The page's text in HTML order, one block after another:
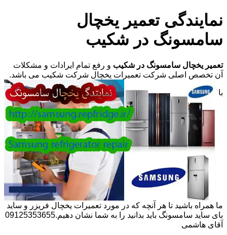
نمایندگی تعمیر یخچال
سامسونگ در شکیب
تعمیر یخچال سامسونگ در شکیب و رفع تمام ایرادات و مشکلات
آن تخصص اصلی شرکت تعمیرات یخچال شرکت شکیب می باشد.
با
ما همراه باشید تا هر آنچه که در مورد تعمیرات یخچال فریزر و ساید
بای ساید سامسونگ باید بدانید را به شما نشان دهیم.09125353655
آقای هاشمی